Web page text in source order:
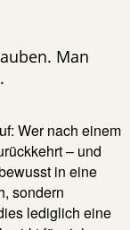
Man
Wer nach einem
– und
in eine
sondern
lediglich eine